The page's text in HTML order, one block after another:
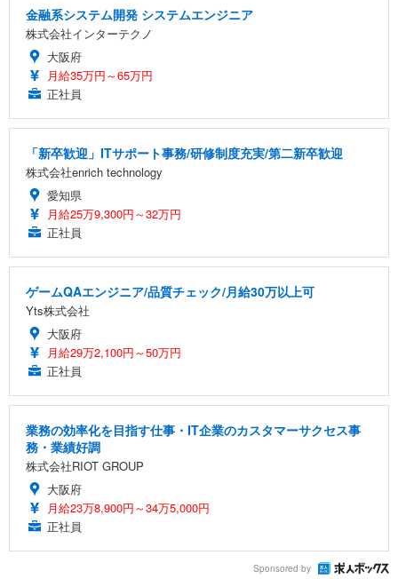
金融系システム開発 システムエンジニア
株式会社インターテクノ
大阪府
月給35万円～65万円
正社員
「新卒歓迎」ITサポート事務/研修制度充実/第二新卒歓迎
株式会社enrich technology
愛知県
月給25万9,300円～32万円
正社員
ゲームQAエンジニア/品質チェック/月給30万以上可
Yts株式会社
大阪府
月給29万2,100円～50万円
正社員
業務の効率化を目指す仕事・IT企業のカスタマーサクセス事
務・業績好調
株式会社RIOT GROUP
大阪府
月給23万8,900円～34万5,000円
正社員
Sponsored by